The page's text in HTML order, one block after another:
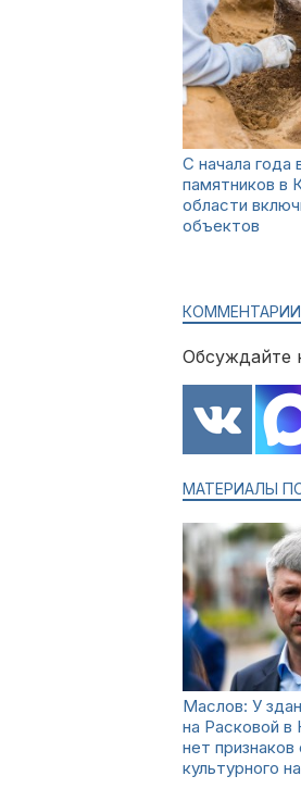
С начала года
памятников в
области
объектов
КОММЕНТАРИИ
Обсуждайте
МАТЕРИАЛЫ
Маслов: У
на Расковой в
нет
культурного